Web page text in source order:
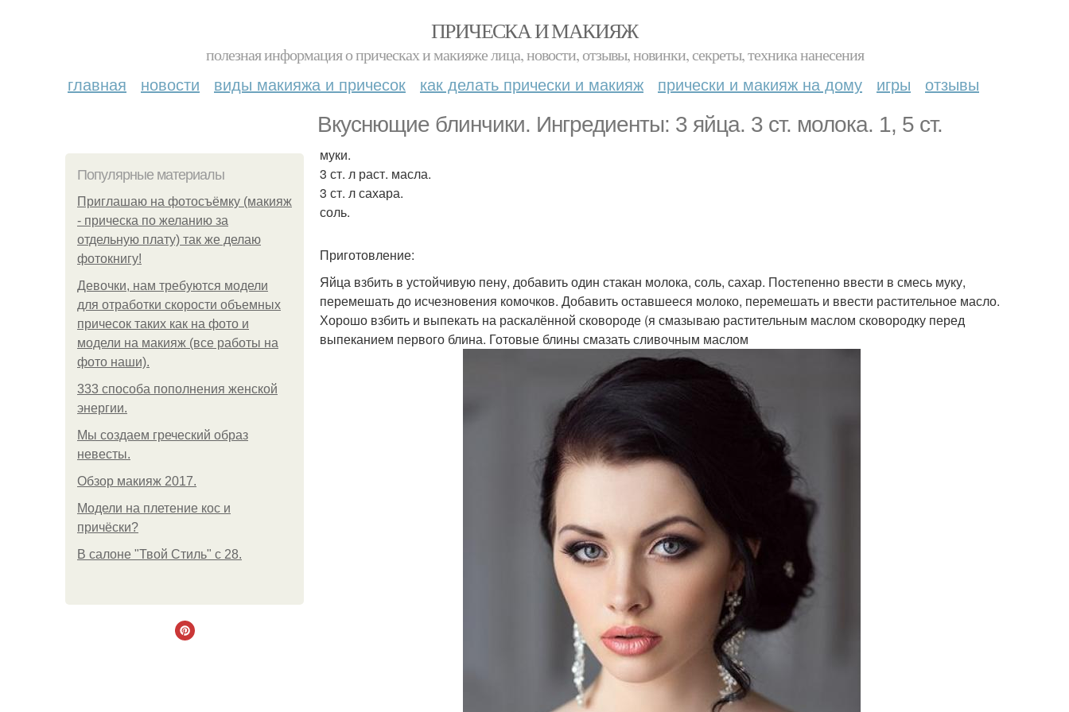
ПРИЧЕСКА И МАКИЯЖ
полезная информация о прическах и макияже лица, новости, отзывы, новинки, секреты, техника нанесения
главная новости виды макияжа и причесок как делать прически и макияж прически и макияж на дому игры отзывы
Вкуснющие блинчики. Ингредиенты: 3 яйца. 3 ст. молока. 1, 5 ст.
Популярные материалы
Приглашаю на фотосъёмку (макияж
- прическа по желанию за
отдельную плату) так же делаю
фотокнигу!
Девочки, нам требуются модели
для отработки скорости объемных
причесок таких как на фото и
модели на макияж (все работы на
фото наши).
333 способа пополнения женской
энергии.
Мы создаем греческий образ
невесты.
Обзор макияж 2017.
Модели на плетение кос и
причёски?
В салоне "Твой Стиль" с 28.
муки.
3 ст. л раст. масла.
3 ст. л сахара.
соль.
Приготовление:
Яйца взбить в устойчивую пену, добавить один стакан молока, соль, сахар. Постепенно ввести в смесь муку,
перемешать до исчезновения комочков. Добавить оставшееся молоко, перемешать и ввести растительное масло.
Хорошо взбить и выпекать на раскалённой сковороде (я смазываю растительным маслом сковородку перед
выпеканием первого блина. Готовые блины смазать сливочным маслом